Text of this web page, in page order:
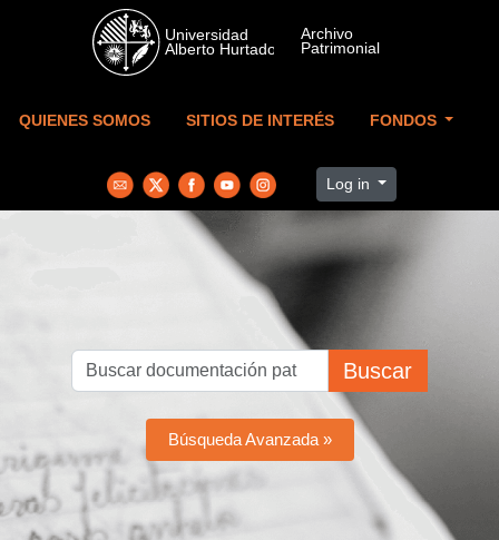
Skip to main content
QUIENES SOMOS SITIOS DE INTERÉS FONDOS
Log in
Buscar
Búsqueda Avanzada »